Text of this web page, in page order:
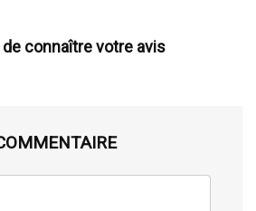
connaître votre avis